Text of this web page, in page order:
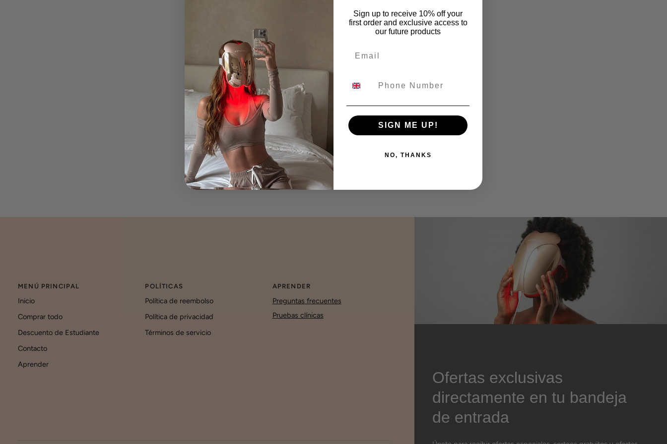
Ofertas exclusivas
directamente en tu bandeja
de entrada
MENÚ PRINCIPAL
Inicio
Comprar todo
Descuento de Estudiante
Contacto
Aprender
POLÍTICAS
Política de reembolso
Política de privacidad
Términos de servicio
APRENDER
Preguntas frecuentes
Pruebas clínicas
Sign up to receive 10% off your
first order and exclusive access to
our future products
SIGN ME UP!
NO, THANKS